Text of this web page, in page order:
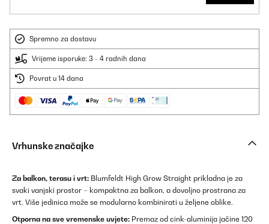
Spremno za dostavu
Vrijeme isporuke: 3 - 4 radnih dana
Povrat u 14 dana
Vrhunske značajke
Za balkon, terasu i vrt: Blumfeldt High Grow Straight prikladna je za
svaki vanjski prostor – kompaktna za balkon, a dovoljno prostrana za
vrt. Više jedinica može se modularno kombinirati u željene oblike.
Otporna na sve vremenske uvjete: Premaz od cink-aluminija jačine 120